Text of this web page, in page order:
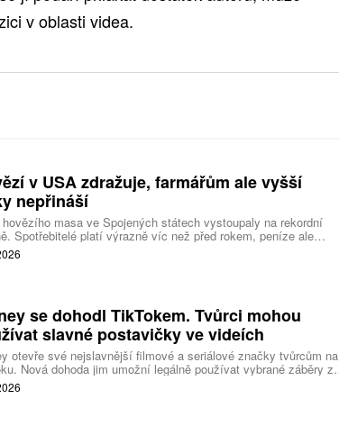
v oblasti videa.
v USA zdražuje, farmářům ale vyšší
nepřináší
masa ve Spojených státech vystoupaly na rekordní
Spotřebitelé platí výrazně víc než před rokem, peníze ale
farmářům, zpracovatelům ani restauracím. Celý řetězec
nedostatek dobytka a prudce rostoucí náklady.
se dohodl TikTokem. Tvůrci mohou
slavné postavičky ve videích
otevře své nejslavnější filmové a seriálové značky tvůrcům na
Nová dohoda jim umožní legálně používat vybrané záběry z
studia a sdílet vlastní videa také na platformě Disney Verts.